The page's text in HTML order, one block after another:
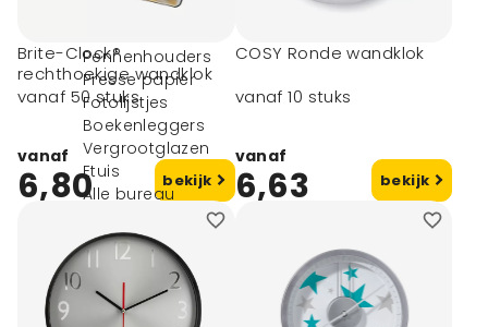
Pennenhouders
Presse papier
Fotolijstjes
Boekenleggers
Vergrootglazen
Etuis
Alle bureau
Notitieboekjes
Mappen
Kalenders
Brite-Clock®
rechthoekige wandklok
vanaf 50 stuks
vanaf
6,80 bekijk
COSY Ronde wandklok
vanaf 10 stuks
vanaf
6,63 bekijk